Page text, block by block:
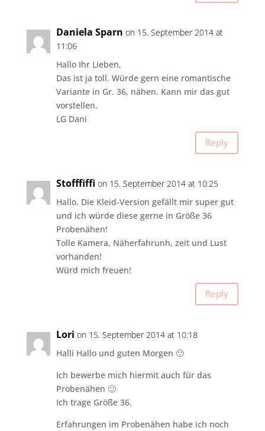
Daniela Sparn on 15. September 2014 at
11:06
Hallo Ihr Lieben,
Das ist ja toll. Würde gern eine romantische
Variante in Gr. 36, nähen. Kann mir das gut
vorstellen.
LG Dani
Reply
Stofffiffi on 15. September 2014 at 10:25
Hallo. Die Kleid-Version gefällt mir super gut
und ich würde diese gerne in Größe 36
Probenähen!
Tolle Kamera, Näherfahrunh, zeit und Lust
vorhanden!
Würd mich freuen!
Reply
Lori on 15. September 2014 at 10:18
Halli Hallo und guten Morgen 🙂
Ich bewerbe mich hiermit auch für das
Probenähen 🙂
Ich trage Größe 36.
Erfahrungen im Probenähen habe ich noch